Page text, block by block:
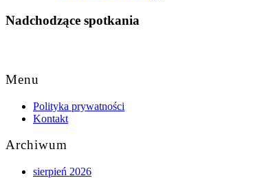
Nadchodzące spotkania
Top
Menu
Polityka prywatności
Kontakt
Archiwum
sierpień 2026